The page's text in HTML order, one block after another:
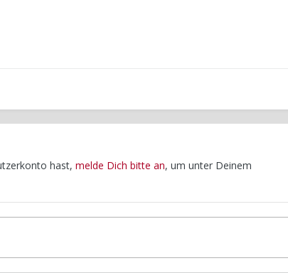
hast, melde Dich bitte an, um unter Deinem